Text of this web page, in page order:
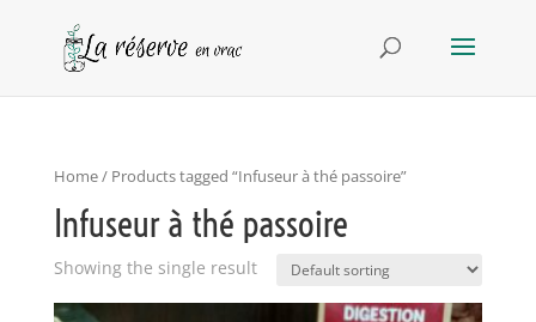
Home/ Products tagged “Infuseur à thé passoire”
Infuseur à thé passoire
Showing the single result